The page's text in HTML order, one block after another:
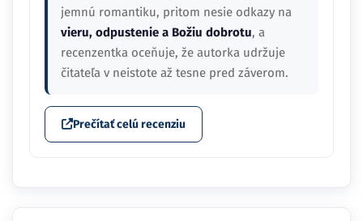
jemnú romantiku, pritom nesie odkazy na
vieru, odpustenie a Božiu dobrotu, a
recenzentka oceňuje, že autorka udržuje
čitateľa v neistote až tesne pred záverom.
Prečítať celú recenziu